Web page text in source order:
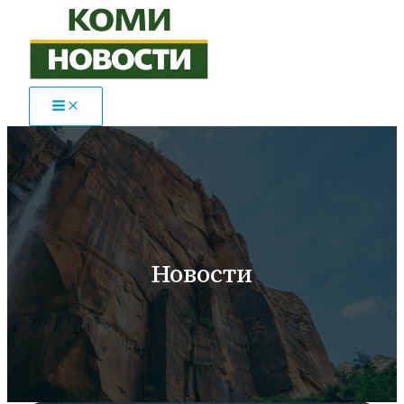
содержимому
Новости